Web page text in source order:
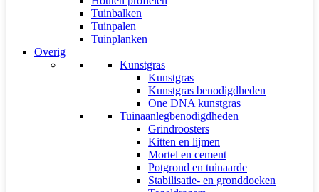
Tuinbalken
Tuinpalen
Tuinplanken
Overig
Kunstgras
Kunstgras
Kunstgras benodigdheden
One DNA kunstgras
Tuinaanlegbenodigdheden
Grindroosters
Kitten en lijmen
Mortel en cement
Potgrond en tuinaarde
Stabilisatie- en gronddoeken